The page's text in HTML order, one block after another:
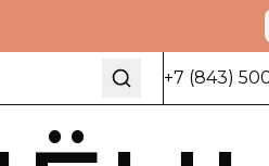
+7 (843)